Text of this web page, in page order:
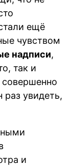
ещё
чувством
надписи,
так и
совершенно
увидеть,
и